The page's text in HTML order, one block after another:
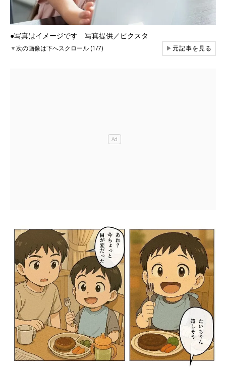
●写真はイメージです 写真提供／ピクスタ
▼次の画像は下へスクロール (1/7) ▶元記事を見る